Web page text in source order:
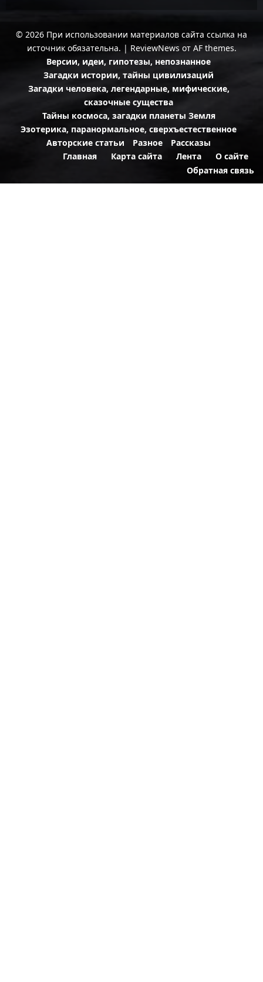
© 2026 При использовании материалов сайта ссылка на
источник обязательна. | ReviewNews от AF themes.
Версии, идеи, гипотезы, непознанное
Загадки истории, тайны цивилизаций
Загадки человека, легендарные, мифические,
сказочные существа
Тайны космоса, загадки планеты Земля
Эзотерика, паранормальное, сверхъестественное
Авторские статьи
Разное
Рассказы
Главная
Карта сайта Лента
О сайте
Обратная связь